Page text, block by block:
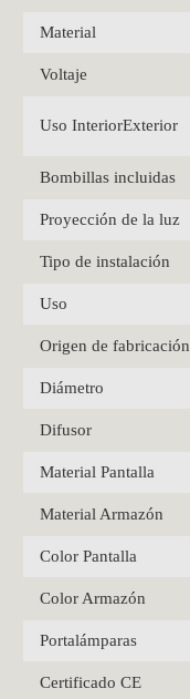
Material
Voltaje
Uso InteriorExterior
Bombillas incluidas
Proyección de la luz
Tipo de instalación
Uso
Origen de fabricación
Diámetro
Difusor
Material Pantalla
Material Armazón
Color Pantalla
Color Armazón
Portalámparas
Certificado CE